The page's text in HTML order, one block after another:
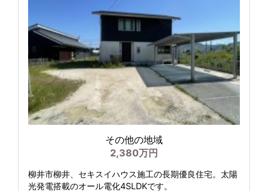
その他の地域
2,380万円
柳井市柳井、セキスイハウス施工の長期優良住宅。太陽
光発電搭載のオール電化4SLDKです。